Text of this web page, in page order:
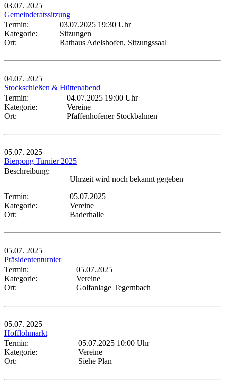
03.07. 2025
Gemeinderatssitzung
Termin:
03.07.2025 19:30 Uhr
Kategorie:
Sitzungen
Ort:
Rathaus Adelshofen, Sitzungssaal
04.07. 2025
Stockschießen & Hüttenabend
Termin:
04.07.2025 19:00 Uhr
Kategorie:
Vereine
Ort:
Pfaffenhofener Stockbahnen
05.07. 2025
Bierpong Turnier 2025
Beschreibung:
Uhrzeit wird noch bekannt gegeben
Termin:
05.07.2025
Kategorie:
Vereine
Ort:
Baderhalle
05.07. 2025
Präsidententurnier
Termin:
05.07.2025
Kategorie:
Vereine
Ort:
Golfanlage Tegernbach
05.07. 2025
Hofflohmarkt
Termin:
05.07.2025 10:00 Uhr
Kategorie:
Vereine
Ort:
Siehe Plan